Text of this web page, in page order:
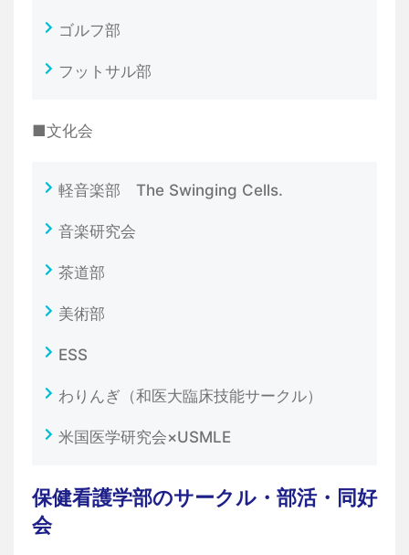
ゴルフ部
フットサル部
■文化会
軽音楽部 The Swinging Cells.
音楽研究会
茶道部
美術部
ESS
わりんぎ（和医大臨床技能サークル）
米国医学研究会×USMLE
保健看護学部のサークル・部活・同好
会